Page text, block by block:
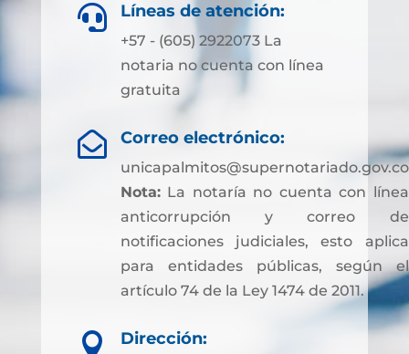
 Líneas de atención:
+57 - (605) 2922073 La
notaria no cuenta con línea
gratuita
 Correo electrónico:
unicapalmitos@supernotariado.gov.co
Nota:La notaría no cuenta con línea
anticorrupción y correo de
notificaciones judiciales, esto aplica
para entidades públicas, según el
artículo 74 de la Ley 1474 de 2011.
 Dirección: